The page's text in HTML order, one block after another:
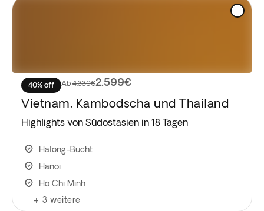
40% off Ab 4.339€2.599€
Vietnam, Kambodscha und Thailand
Highlights von Südostasien in 18 Tagen
Halong-Bucht
Hanoi
Ho Chi Minh
+ 3 weitere